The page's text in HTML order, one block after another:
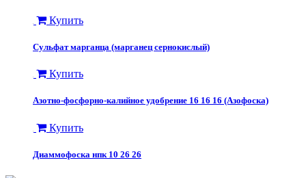
Купить
Сульфат марганца (марганец сернокислый)
Купить
Азотно-фосфорно-калийное удобрение 16 16 16 (Азофоска)
Купить
Диаммофоска нпк 10 26 26